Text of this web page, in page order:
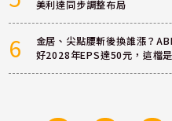
美利達同步調整布局
6
金居、尖點腰斬後換誰漲？
好2028年EPS達50元，這檔